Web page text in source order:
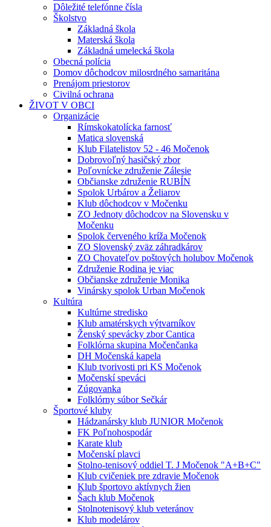
Dôležité telefónne čísla
Školstvo
Základná škola
Materská škola
Základná umelecká škola
Obecná polícia
Domov dôchodcov milosrdného samaritána
Prenájom priestorov
Civilná ochrana
ŽIVOT V OBCI
Organizácie
Rímskokatolícka farnosť
Matica slovenská
Klub Filatelistov 52 - 46 Močenok
Dobrovoľný hasičský zbor
Poľovnícke združenie Zálesie
Občianske združenie RUBÍN
Spolok Urbárov a Želiarov
Klub dôchodcov v Močenku
ZO Jednoty dôchodcov na Slovensku v
Močenku
Spolok červeného kríža Močenok
ZO Slovenský zväz záhradkárov
ZO Chovateľov poštových holubov Močenok
Združenie Rodina je viac
Občianske združenie Monika
Vinársky spolok Urban Močenok
Kultúra
Kultúrne stredisko
Klub amatérskych výtvarníkov
Ženský spevácky zbor Cantica
Folklórna skupina Močenčanka
DH Močenská kapela
Klub tvorivosti pri KS Močenok
Močenskí speváci
Zúgovanka
Folklórny súbor Sečkár
Športové kluby
Hádzanársky klub JUNIOR Močenok
FK Poľnohospodár
Karate klub
Močenskí plavci
Stolno-tenisový oddiel T. J Močenok "A+B+C"
Klub cvičeniek pre zdravie Močenok
Klub športovo aktívnych žien
Šach klub Močenok
Stolnotenisový klub veteránov
Klub modelárov